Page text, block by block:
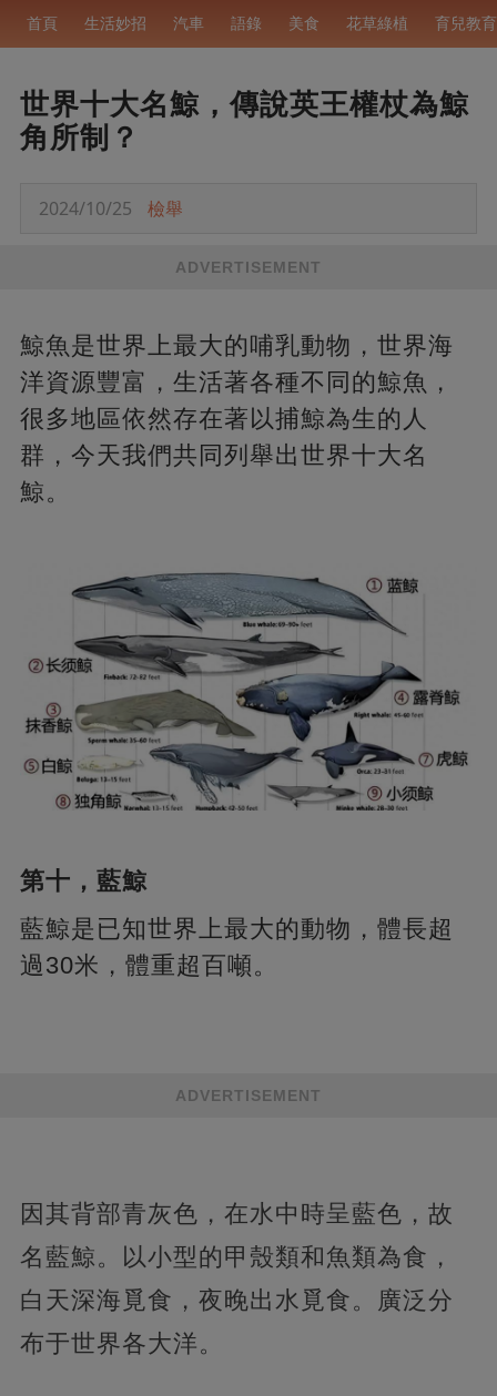
首頁 生活妙招 汽車 語錄 美食 花草綠植 育兒教育
世界十大名鯨，傳說英王權杖為鯨
角所制？
2024/10/25 檢舉
ADVERTISEMENT
鯨魚是世界上最大的哺乳動物，世界海
洋資源豐富，生活著各種不同的鯨魚，
很多地區依然存在著以捕鯨為生的人
群，今天我們共同列舉出世界十大名
鯨。
第十，藍鯨
藍鯨是已知世界上最大的動物，體長超
過30米，體重超百噸。
ADVERTISEMENT
因其背部青灰色，在水中時呈藍色，故
名藍鯨。以小型的甲殼類和魚類為食，
白天深海覓食，夜晚出水覓食。廣泛分
布于世界各大洋。